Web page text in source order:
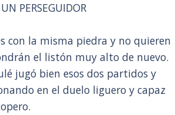
PERSEGUIDOR
con la misma piedra y no quieren
el listón muy alto de nuevo.
jugó bien esos dos partidos y
en el duelo liguero y capaz